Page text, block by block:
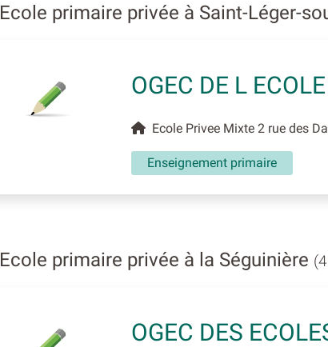
Ecole primaire privée à Saint-Léger-
OGEC DE L
Ecole Privee Mixte 2 rue des
Enseignement primaire
Ecole primaire privée à la Séguinière
OGEC DES